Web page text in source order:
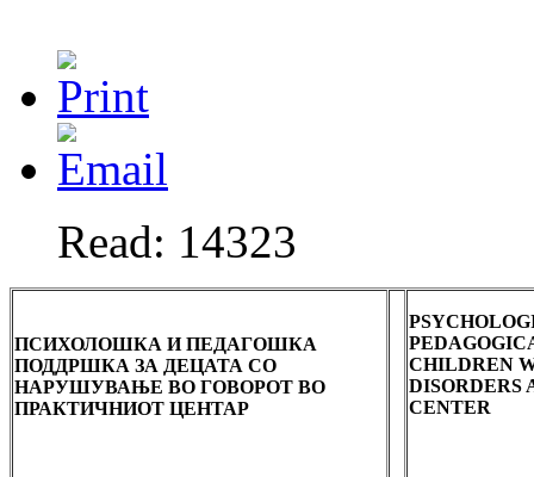
Read: 14323
ПСИХОЛОШКА И ПЕДАГОШКА
ПОДДРШКА ЗА ДЕЦАТА СО
НАРУШУВАЊЕ ВО ГОВОРОТ ВО
ПРАКТИЧНИОТ ЦЕНТАР
CHILDREN
DISORDERS
CENTER